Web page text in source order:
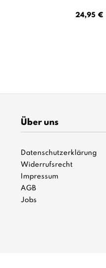
24,95 €
Über uns
Datenschutzerklärung
Widerrufsrecht
Impressum
AGB
Jobs